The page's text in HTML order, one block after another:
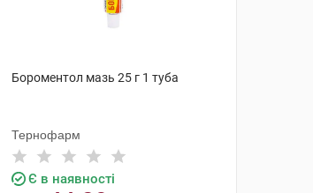
Бороментол мазь 25 г 1 туба
Тернофарм
Є в наявності